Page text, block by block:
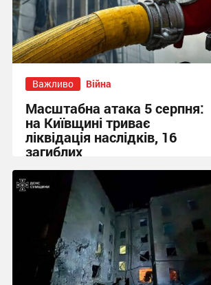
Важливо Війна
Масштабна атака 5 серпня:
на Київщині триває
ліквідація наслідків, 16
загиблих
13:23 вчора